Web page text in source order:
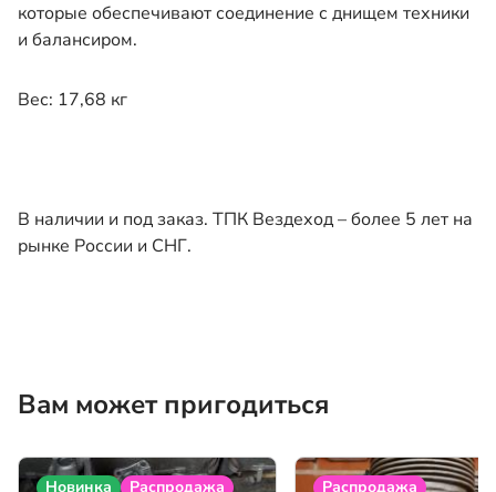
которые обеспечивают соединение с днищем техники
и балансиром.
Вес: 17,68 кг
В наличии и под заказ. ТПК Вездеход – более 5 лет на
рынке России и СНГ.
Вам может пригодиться
Новинка
Распродажа
Распродажа